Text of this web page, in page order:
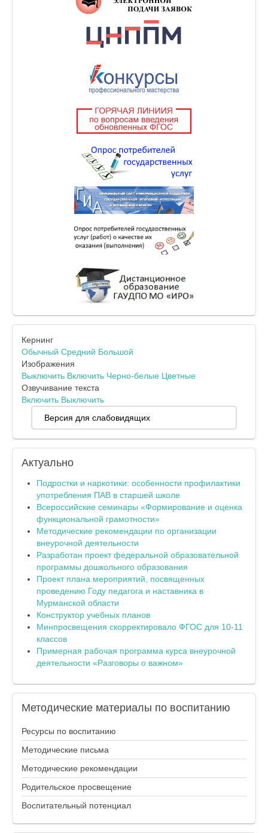
Кернинг
Обычный Средний Большой
Изображения
Выключить Включить Черно-белые Цветные
Озвучивание текста
Включить Выключить
Версия для слабовидящих
Актуально
Подростки и наркотики: особенности профилактики
употребления ПАВ в старшей школе
Всероссийские семинары «Формирование и оценка
функциональной грамотности»
Методические рекомендации по организации
внеурочной деятельности
Разработан проект федеральной образовательной
программы дошкольного образования
Проект плана мероприятий, посвященных
проведению Году педагога и наставника в
Мурманской области
Конструктор учебных планов
Минпросвещения скорректировало ФГОС для 10-11
классов
Примерная рабочая программа курса внеурочной
деятельности «Разговоры о важном»
Методические материалы по воспитанию
Ресурсы по воспитанию
Методические письма
Методические рекомендации
Родительское просвещение
Воспитательный потенциал